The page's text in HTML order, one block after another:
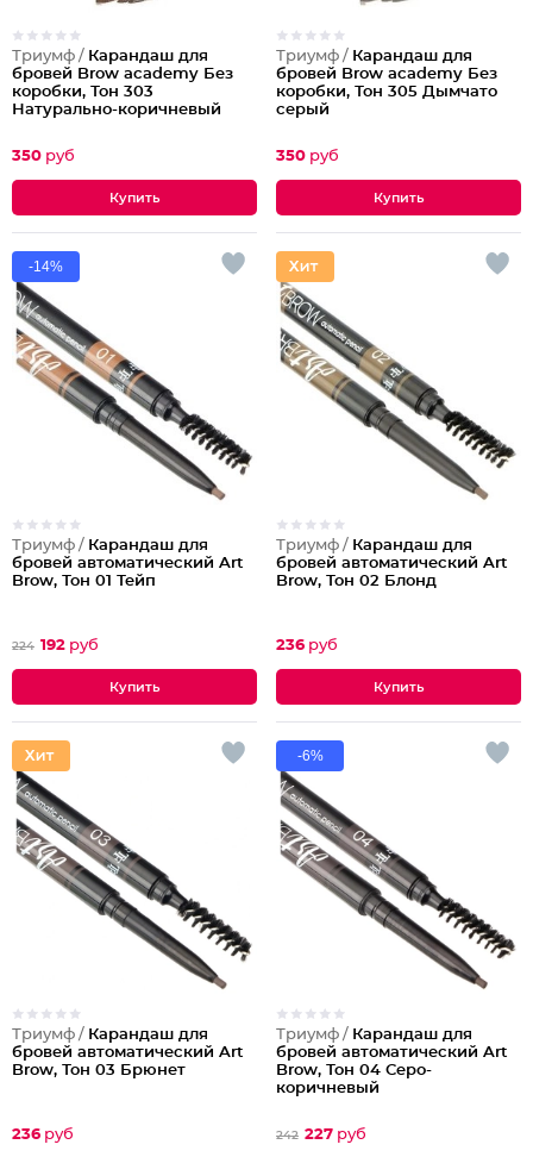
Триумф / Карандаш для
бровей Brow academy Без
коробки, Тон 303
Натурально-коричневый
350 руб
Триумф / Карандаш для
бровей Brow academy Без
коробки, Тон 305 Дымчато
серый
350 руб
-14%
Триумф / Карандаш для
бровей автоматический Art
Brow, Тон 01 Тейп
224 192 руб
Триумф / Карандаш для
бровей автоматический Art
Brow, Тон 02 Блонд
236 руб
Триумф / Карандаш для
бровей автоматический Art
Brow, Тон 03 Брюнет
236 руб
-6%
Триумф / Карандаш для
бровей автоматический Art
Brow, Тон 04 Серо-
коричневый
242 227 руб